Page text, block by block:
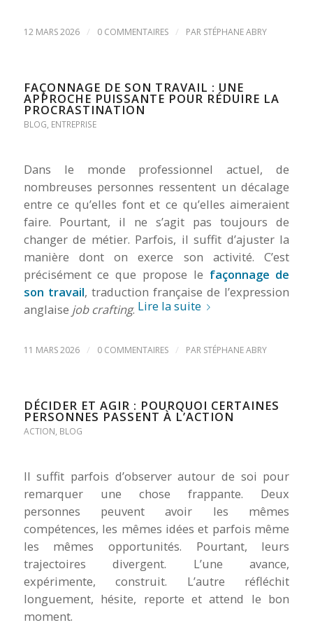
12 MARS 2026 / 0 COMMENTAIRES / PAR STÉPHANE ABRY
FAÇONNAGE DE SON TRAVAIL : UNE
APPROCHE PUISSANTE POUR RÉDUIRE LA
PROCRASTINATION
BLOG, ENTREPRISE
Dans le monde professionnel actuel, de
nombreuses personnes ressentent un décalage
entre ce qu’elles font et ce qu’elles aimeraient
faire. Pourtant, il ne s’agit pas toujours de
changer de métier. Parfois, il suffit d’ajuster la
manière dont on exerce son activité. C’est
précisément ce que propose le façonnage de
son travail, traduction française de l’expression
anglaise job crafting. Lire la suite
11 MARS 2026 / 0 COMMENTAIRES / PAR STÉPHANE ABRY
DÉCIDER ET AGIR : POURQUOI CERTAINES
PERSONNES PASSENT À L’ACTION
ACTION, BLOG
Il suffit parfois d’observer autour de soi pour
remarquer une chose frappante. Deux
personnes peuvent avoir les mêmes
compétences, les mêmes idées et parfois même
les mêmes opportunités. Pourtant, leurs
trajectoires divergent. L’une avance,
expérimente, construit. L’autre réfléchit
longuement, hésite, reporte et attend le bon
moment.